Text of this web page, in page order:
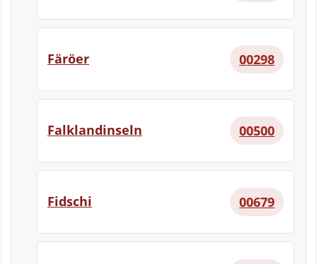
Färöer 00298
Falklandinseln 00500
Fidschi 00679